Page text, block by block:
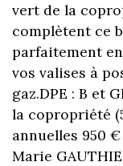
vert de la
complètent ce
parfaitement
vos valises à
gaz.DPE : B et
la copropriété
annuelles 950
Marie